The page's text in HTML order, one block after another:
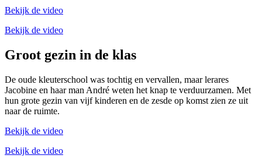
Bekijk de video
Bekijk de video
Groot gezin in de klas
De oude kleuterschool was tochtig en vervallen, maar lerares
Jacobine en haar man André weten het knap te verduurzamen. Met
hun grote gezin van vijf kinderen en de zesde op komst zien ze uit
naar de ruimte.
Bekijk de video
Bekijk de video